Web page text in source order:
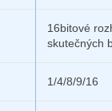
16bitové
skutečných
1/4/8/9/16